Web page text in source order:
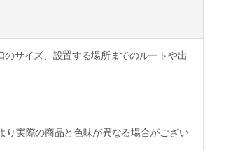
サイズ、設置する場所までのルートや出
実際の商品と色味が異なる場合がござい